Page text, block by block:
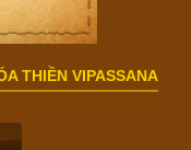
THIỀN VIPASSANA